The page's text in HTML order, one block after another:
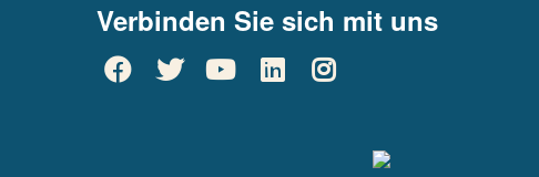
Verbinden Sie sich mit uns